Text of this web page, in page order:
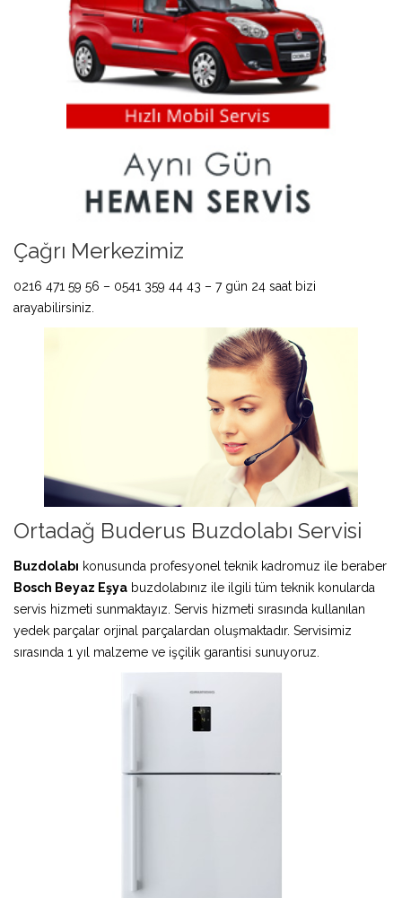
Çağrı Merkezimiz
0216 471 59 56 – 0541 359 44 43 – 7 gün 24 saat bizi
arayabilirsiniz.
Ortadağ Buderus Buzdolabı Servisi
Buzdolabı konusunda profesyonel teknik kadromuz ile beraber
Bosch Beyaz Eşya buzdolabınız ile ilgili tüm teknik konularda
servis hizmeti sunmaktayız. Servis hizmeti sırasında kullanılan
yedek parçalar orjinal parçalardan oluşmaktadır. Servisimiz
sırasında 1 yıl malzeme ve işçilik garantisi sunuyoruz.